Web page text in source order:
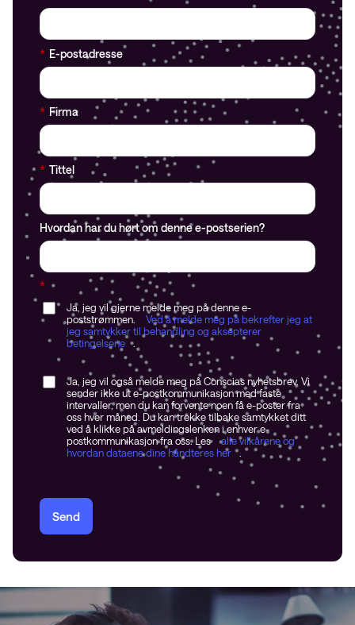
* E-postadresse
* Firma
* Tittel
Hvordan har du hørt om denne e-postserien?
*
Ja, jeg vil gjerne melde meg på denne e-
poststrømmen.
Ved å melde meg på bekrefter jeg at
jeg samtykker til behandling og aksepterer
betingelsene
.
Ja, jeg vil også melde meg på Conscias nyhetsbrev. Vi
sender ikke ut e-postkommunikasjon med faste
intervaller, men du kan forvente noen få e-poster fra
oss hver måned. Du kan trekke tilbake samtykket ditt
ved å klikke på avmeldingslenken i enhver e-
postkommunikasjon fra oss. Les
alle vilkårene og
hvordan dataene dine håndteres her
.
Send